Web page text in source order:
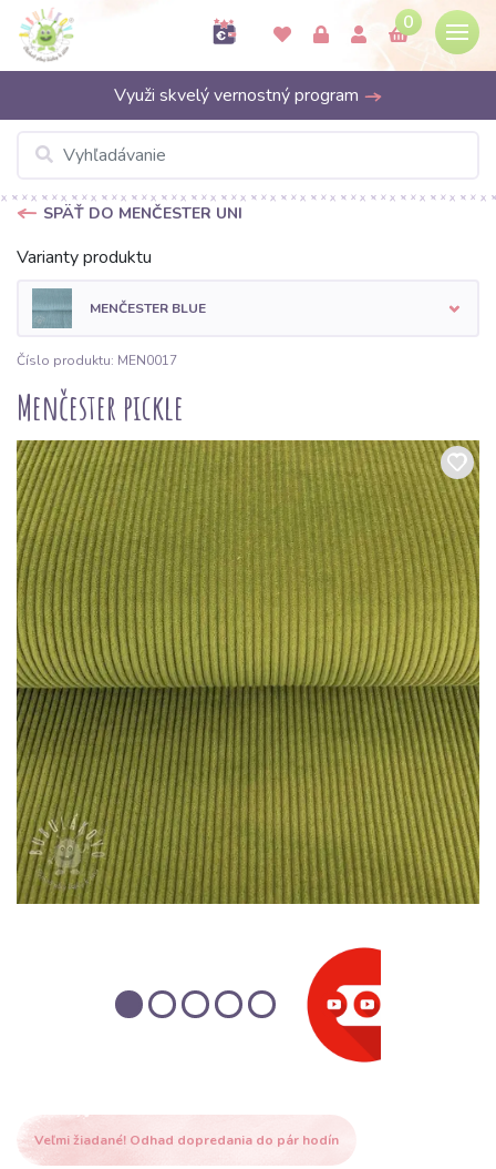
0
Využi skvelý vernostný program
SPÄŤ DO MENČESTER UNI
Varianty produktu
MENČESTER BLUE
Číslo produktu: MEN0017
Menčester pickle
Veľmi žiadané! Odhad dopredania do pár hodín